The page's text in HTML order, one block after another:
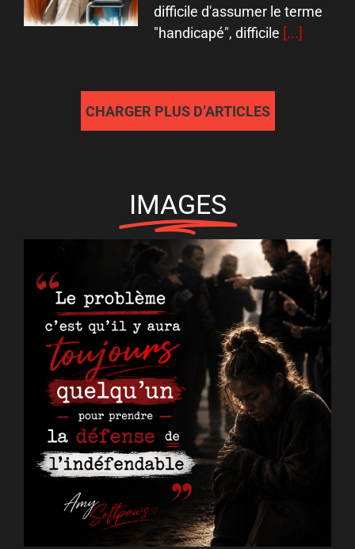
difficile d'assumer le terme
"handicapé", difficile [...]
CHARGER PLUS D’ARTICLES
IMAGES